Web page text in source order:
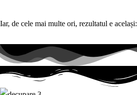
Iar, de cele mai multe ori, rezultatul e același: